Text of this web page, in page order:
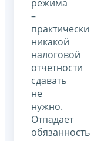
режима
–
практически
никакой
налоговой
отчетности
сдавать
не
нужно.
Отпадает
обязанность